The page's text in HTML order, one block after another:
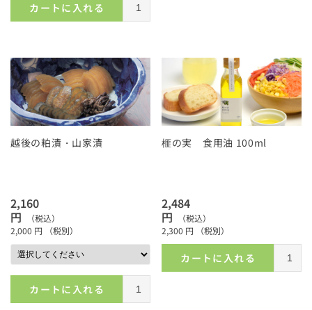
カートに入れる
越後の粕漬・山家漬
2,160
円
（税込）
2,000 円 （税別）
カートに入れる
榧の実 食用油 100ml
2,484
円
（税込）
2,300 円 （税別）
カートに入れる